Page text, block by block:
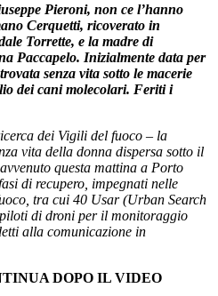
Pieroni, non ce l’hanno
Cerquetti, ricoverato in
Torrette, e la madre di
Paccapelo. Inizialmente data per
senza vita sotto le macerie
dei cani molecolari. Feriti i
dei Vigili del fuoco – la
vita della donna dispersa sotto il
questa mattina a Porto
di recupero, impegnati nelle
tra cui 40 Usar (Urban Search
di droni per il monitoraggio
alla comunicazione in
DOPO IL VIDEO